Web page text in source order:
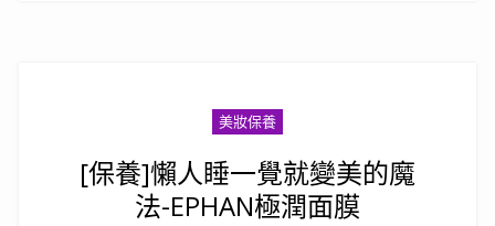
美妝保養
[保養]懶人睡一覺就變美的魔
法-EPHAN極潤面膜